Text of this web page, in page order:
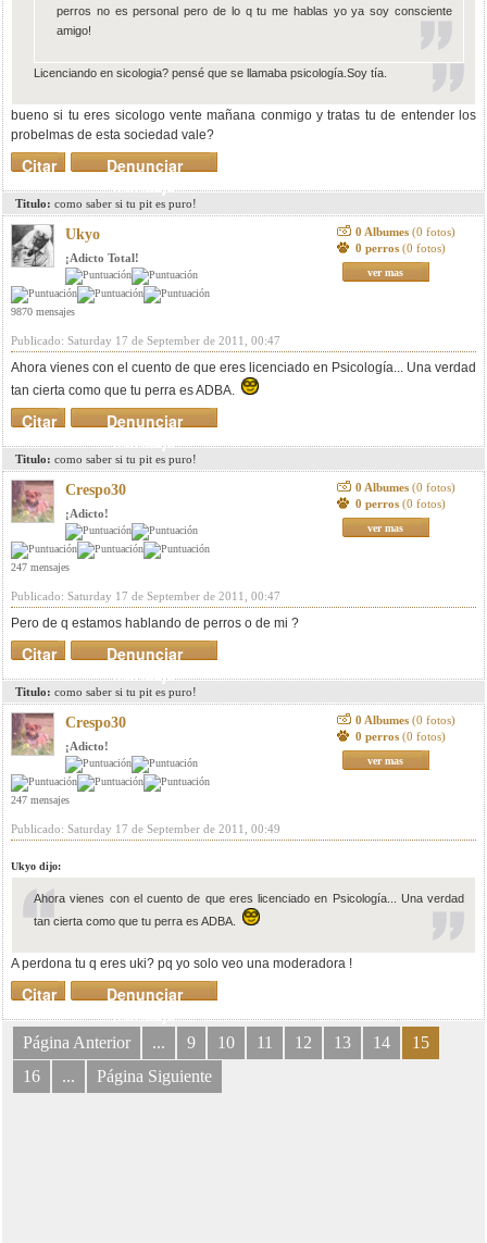
perros no es personal pero de lo q tu me hablas yo ya soy consciente
amigo!
Licenciando en sicologia? pensé que se llamaba psicología.Soy tía.
bueno si tu eres sicologo vente mañana conmigo y tratas tu de entender los
probelmas de esta sociedad vale?
Denunciar
mensaje
Citar
Titulo: como saber si tu pit es puro!
Ukyo
¡Adicto Total!
9870 mensajes
0 Albumes (0 fotos)
0 perros (0 fotos)
ver mas
Publicado: Saturday 17 de September de 2011, 00:47
Ahora vienes con el cuento de que eres licenciado en Psicología... Una verdad
tan cierta como que tu perra es ADBA.
Denunciar
mensaje
Citar
Titulo: como saber si tu pit es puro!
Crespo30
¡Adicto!
247 mensajes
0 Albumes (0 fotos)
0 perros (0 fotos)
ver mas
Publicado: Saturday 17 de September de 2011, 00:47
Pero de q estamos hablando de perros o de mi ?
Denunciar
mensaje
Citar
Titulo: como saber si tu pit es puro!
Crespo30
¡Adicto!
247 mensajes
0 Albumes (0 fotos)
0 perros (0 fotos)
ver mas
Publicado: Saturday 17 de September de 2011, 00:49
Ukyo dijo:
Ahora vienes con el cuento de que eres licenciado en Psicología... Una verdad
tan cierta como que tu perra es ADBA.
A perdona tu q eres uki? pq yo solo veo una moderadora !
Denunciar
mensaje
Citar
Página Anterior ... 9 10 11 12 13 14
15
16
... Página Siguiente